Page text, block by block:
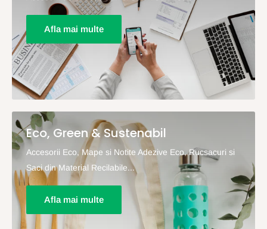
Afla mai multe
Eco, Green & Sustenabil
Accesorii Eco, Mape si Notite Adezive Eco, Rucsacuri si
Saci din Material Recilabile...
Afla mai multe